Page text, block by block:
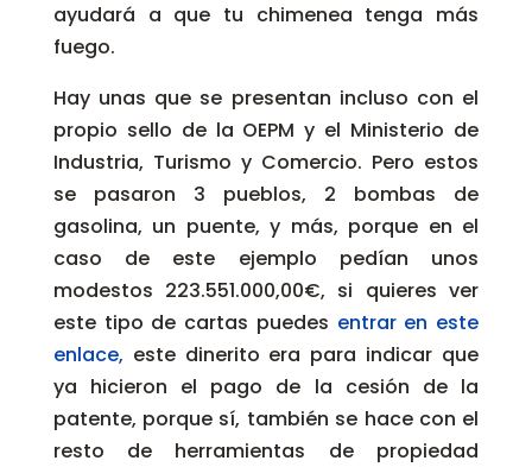
ayudará a que tu chimenea tenga más
fuego.
Hay unas que se presentan incluso con el
propio sello de la OEPM y el Ministerio de
Industria, Turismo y Comercio. Pero estos
se pasaron 3 pueblos, 2 bombas de
gasolina, un puente, y más, porque en el
caso de este ejemplo pedían unos
modestos 223.551.000,00€, si quieres ver
este tipo de cartas puedes entrar en este
enlace, este dinerito era para indicar que
ya hicieron el pago de la cesión de la
patente, porque sí, también se hace con el
resto de herramientas de propiedad